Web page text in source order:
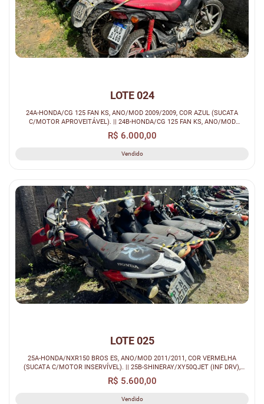
LOTE 024
24A-HONDA/CG 125 FAN KS, ANO/MOD 2009/2009, COR AZUL (SUCATA
C/MOTOR APROVEITÁVEL). || 24B-HONDA/CG 125 FAN KS, ANO/MOD
2010/2010, COR PRETA...
R$ 6.000,00
Vendido
LOTE 025
25A-HONDA/NXR150 BROS ES, ANO/MOD 2011/2011, COR VERMELHA
(SUCATA C/MOTOR INSERVÍVEL). || 25B-SHINERAY/XY50QJET (INF DRV),
ANO/MOD S/R/S/R, ...
R$ 5.600,00
Vendido